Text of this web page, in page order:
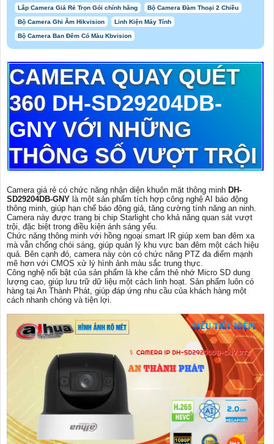
Lắp Camera Giá Rẻ Trọn Gói chính hãng Bộ Camera Đàm Thoại 2 Chiều
Bộ Camera Ghi Âm Hikvision Linh Kiện Máy Tính
Bộ Camera Ban Đêm Có Màu Kbvision
CAMERA QUAY QUÉT
360 DH-SD29204DB-
GNYVỚI NHỮNG
THÔNG SỐ VƯỢT TRỘI
Camera giá rẻ có chức năng nhận diện khuôn mặt thông minh DH-
SD29204DB-GNY là một sản phẩm tích hợp công nghệ AI báo động
thông minh, giúp hạn chế báo động giả, tăng cường tính năng an ninh.
Camera này được trang bị chip Starlight cho khả năng quan sát vượt
trội, đặc biệt trong điều kiện ánh sáng yếu.
Chức năng thông minh với hồng ngoại smart IR giúp xem ban đêm xa
mà vẫn chống chói sáng, giúp quản lý khu vực ban đêm một cách hiệu
quả. Bên cạnh đó, camera này còn có chức năng PTZ đa điểm mạnh
mẽ hơn với CMOS xử lý hình ảnh màu sắc trung thực.
Công nghệ nổi bật của sản phẩm là khe cắm thẻ nhớ Micro SD dung
lượng cao, giúp lưu trữ dữ liệu một cách linh hoạt. Sản phẩm luôn có
hàng tại An Thành Phát, giúp đáp ứng nhu cầu của khách hàng một
cách nhanh chóng và tiện lợi.